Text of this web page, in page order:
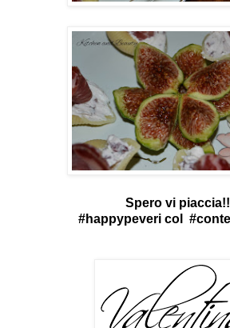
Spero vi piaccia!!
#happypeveri col